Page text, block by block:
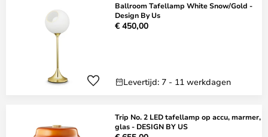
Ballroom Tafellamp White Snow/Gold -
Design By Us
€ 450,00
Levertijd: 7 - 11 werkdagen
Trip No. 2 LED tafellamp op accu, marmer,
glas - DESIGN BY US